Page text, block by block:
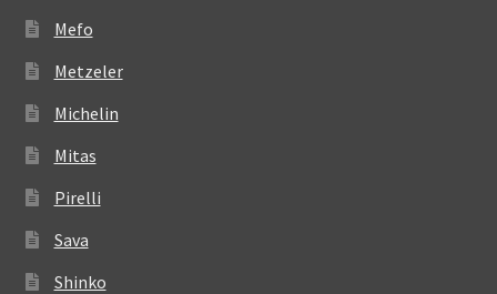
Mefo
Metzeler
Michelin
Mitas
Pirelli
Sava
Shinko